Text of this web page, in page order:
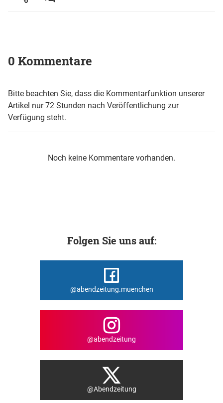
0 Kommentare
Bitte beachten Sie, dass die Kommentarfunktion unserer
Artikel nur 72 Stunden nach Veröffentlichung zur
Verfügung steht.
Noch keine Kommentare vorhanden.
Folgen Sie uns auf:
@abendzeitung.muenchen
@abendzeitung
@Abendzeitung